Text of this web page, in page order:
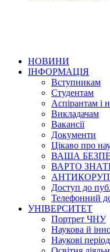
НОВИНИ
ІНФОРМАЦІЯ
Вступникам
Студентам
Аспірантам і
Викладачам
Вакансії
Документи
Цікаво про
ВАША
ВАРТО
Доступ до
Телефонний
УНІВЕРСИТЕТ
Портрет ЧНУ
Наукова й
Наукові